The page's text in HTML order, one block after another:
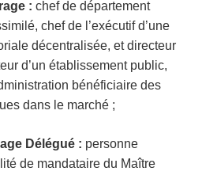
: chef de département
chef de l’exécutif d’une
décentralisée, et directeur
d’un établissement public,
bénéficiaire des
dans le marché ;
Délégué : personne
de mandataire du Maître